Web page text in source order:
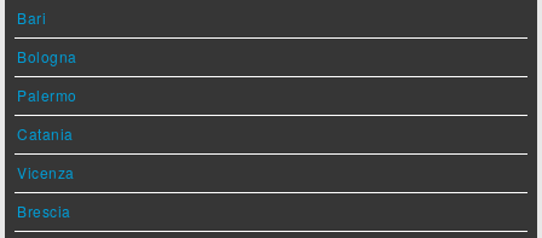
Bari
Bologna
Palermo
Catania
Vicenza
Brescia